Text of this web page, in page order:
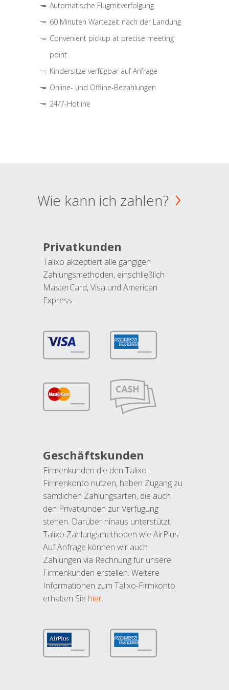
Automatische Flugmitverfolgung
60 Minuten Wartezeit nach der Landung
Convenient pickup at precise meeting
point
Kindersitze verfügbar auf Anfrage
Online- und Offline-Bezahlungen
24/7-Hotline
Wie kann ich zahlen?
Privatkunden
Talixo akzeptiert alle gängigen
Zahlungsmethoden, einschließlich
MasterCard, Visa und American
Express.
Geschäftskunden
Firmenkunden die den Talixo-
Firmenkonto nutzen, haben Zugang zu
sämtlichen Zahlungsarten, die auch
den Privatkunden zur Verfügung
stehen. Darüber hinaus unterstützt
Talixo Zahlungsmethoden wie AirPlus.
Auf Anfrage können wir auch
Zahlungen via Rechnung für unsere
Firmenkunden erstellen. Weitere
Informationen zum Talixo-Firmkonto
erhalten Sie hier.